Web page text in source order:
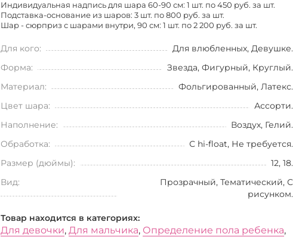
Индивидуальная надпись для шара 60-90 см: 1 шт. по 450 руб. за шт.
Подставка-основание из шаров: 3 шт. по 800 руб. за шт.
Шар - сюрприз с шарами внутри, 90 см: 1 шт. по 2 200 руб. за шт.
Для кого:
Для влюбленных, Девушке.
Форма:
Звезда, Фигурный, Круглый.
Материал:
Фольгированный, Латекс.
Цвет шара:
Ассорти.
Наполнение:
Воздух, Гелий.
Обработка:
С hi-float, Не требуется.
Размер (дюймы):
12, 18.
Вид:
Прозрачный, Тематический, С
рисунком.
Товар находится в категориях:
Для девочки, Для мальчика, Определение пола ребенка,